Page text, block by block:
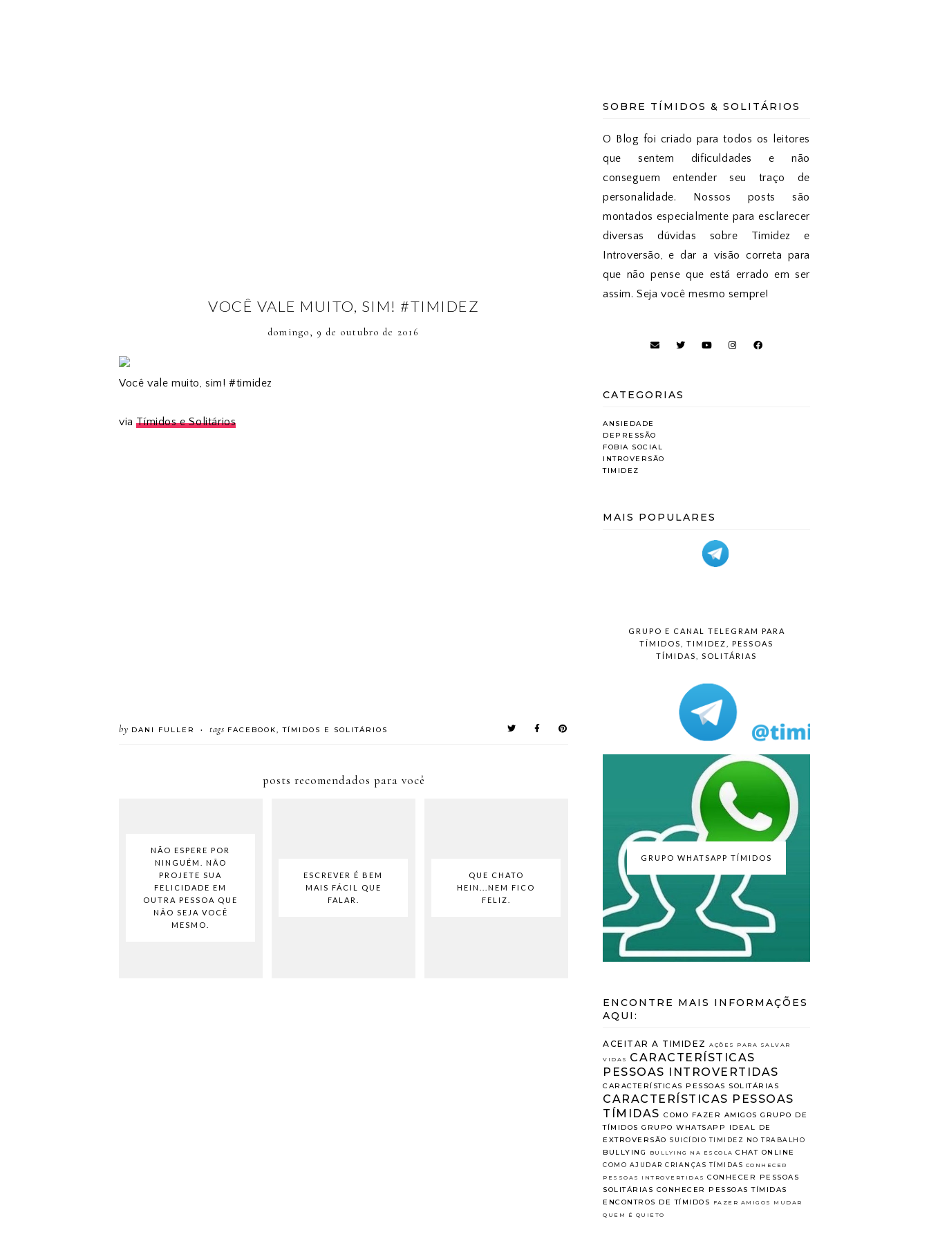
VOCÊ VALE MUITO, SIM! #TIMIDEZ
domingo, 9 de outubro de 2016
Você vale muito, sim! #timidez
viaTímidos e Solitários
by DANI FULLER • tags FACEBOOK,TÍMIDOS E SOLITÁRIOS
posts recomendados para você
NÃO ESPERE POR
NINGUÉM. NÃO
PROJETE SUA
FELICIDADE EM
OUTRA PESSOA QUE
NÃO SEJA VOCÊ
MESMO.
ESCREVER É BEM
MAIS FÁCIL QUE
FALAR.
QUE CHATO
HEIN...NEM FICO
FELIZ.
SOBRE TÍMIDOS & SOLITÁRIOS
O Blog foi criado para todos os leitores
que sentem dificuldades e não
conseguem entender seu traço de
personalidade. Nossos posts são
montados especialmente para esclarecer
diversas dúvidas sobre Timidez e
Introversão, e dar a visão correta para
que não pense que está errado em ser
assim. Seja você mesmo sempre!
CATEGORIAS
ANSIEDADE
DEPRESSÃO
FOBIA SOCIAL
INTROVERSÃO
TIMIDEZ
MAIS POPULARES
GRUPO E CANAL TELEGRAM PARA
TÍMIDOS, TIMIDEZ, PESSOAS
TÍMIDAS, SOLITÁRIAS
GRUPO WHATSAPP TÍMIDOS
ENCONTRE MAIS INFORMAÇÕES
AQUI:
ACEITAR A TIMIDEZ AÇÕES PARA SALVAR
VIDAS
CARACTERÍSTICAS
PESSOAS INTROVERTIDAS
CARACTERÍSTICAS PESSOAS SOLITÁRIAS
CARACTERÍSTICAS PESSOAS
TÍMIDAS COMO FAZER AMIGOS GRUPO DE
TÍMIDOS GRUPO WHATSAPP
IDEAL DE
EXTROVERSÃO SUICÍDIO TIMIDEZ NO TRABALHO
BULLYING BULLYING NA ESCOLA CHAT ONLINE
COMO AJUDAR CRIANÇAS TÍMIDAS CONHECER
PESSOAS INTROVERTIDAS CONHECER PESSOAS
SOLITÁRIAS CONHECER PESSOAS TÍMIDAS
ENCONTROS DE TÍMIDOS
FAZER AMIGOS
MUDAR
QUEM É QUIETO